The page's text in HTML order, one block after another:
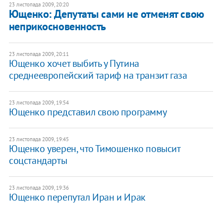
23 листопада 2009, 20:20
Ющенко: Депутаты сами не отменят свою
неприкосновенность
23 листопада 2009, 20:11
Ющенко хочет выбить у Путина
среднеевропейский тариф на транзит газа
23 листопада 2009, 19:54
Ющенко представил свою программу
23 листопада 2009, 19:45
Ющенко уверен, что Тимошенко повысит
соцстандарты
23 листопада 2009, 19:36
Ющенко перепутал Иран и Ирак